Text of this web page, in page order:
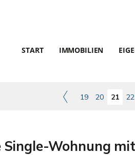
START IMMOBILIEN
19 20 21 22
Single-Wohnung